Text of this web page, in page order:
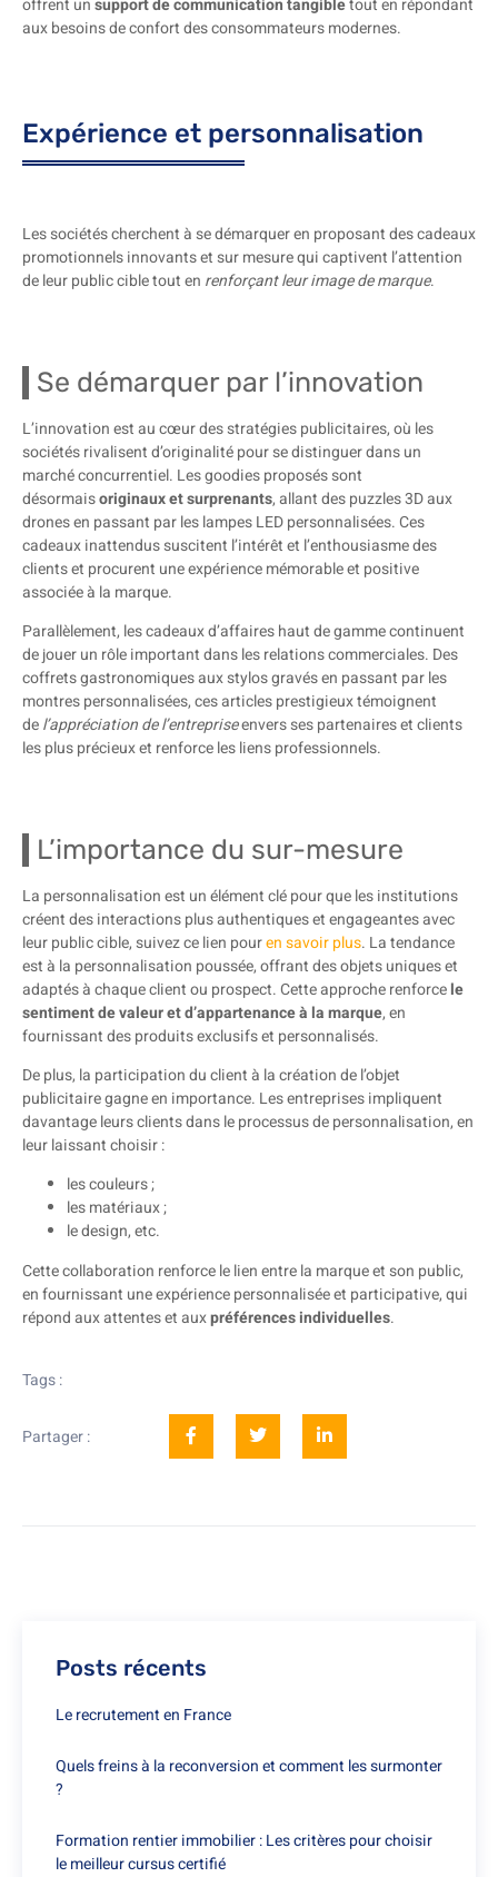
aux besoins de confort des consommateurs modernes.
Expérience et personnalisation
Les sociétés cherchent à se démarquer en proposant des cadeaux
promotionnels innovants et sur mesure qui captivent l’attention
de leur public cible tout en renforçant leur image de marque.
Se démarquer par l’innovation
L’innovation est au cœur des stratégies publicitaires, où les
sociétés rivalisent d’originalité pour se distinguer dans un
marché concurrentiel. Les goodies proposés sont
désormaisoriginaux et surprenants, allant des puzzles 3D aux
drones en passant par les lampes LED personnalisées. Ces
cadeaux inattendus suscitent l’intérêt et l’enthousiasme des
clients et procurent une expérience mémorable et positive
associée à la marque.
Parallèlement, les cadeaux d’affaires haut de gamme continuent
de jouer un rôle important dans les relations commerciales. Des
coffrets gastronomiques aux stylos gravés en passant par les
montres personnalisées, ces articles prestigieux témoignent
del’appréciation de l’entrepriseenvers ses partenaires et clients
les plus précieux et renforce les liens professionnels.
L’importance du sur-mesure
La personnalisation est un élément clé pour que les institutions
créent des interactions plus authentiques et engageantes avec
leur public cible, suivez ce lien pouren savoir plus. La tendance
est à la personnalisation poussée, offrant des objets uniques et
adaptés à chaque client ou prospect. Cette approche renforcele
sentiment de valeur et d’appartenance à la marque, en
fournissant des produits exclusifs et personnalisés.
De plus, la participation du client à la création de l’objet
publicitaire gagne en importance. Les entreprises impliquent
davantage leurs clients dans le processus de personnalisation, en
leur laissant choisir :
les couleurs ;
les matériaux ;
le design, etc.
Cette collaboration renforce le lien entre la marque et son public,
en fournissant une expérience personnalisée et participative, qui
répond aux attentes et auxpréférences individuelles.
Tags :
Partager :
Posts récents
Le recrutement en France
Quels freins à la reconversion et comment les surmonter
?
Formation rentier immobilier : Les critères pour choisir
le meilleur cursus certifié